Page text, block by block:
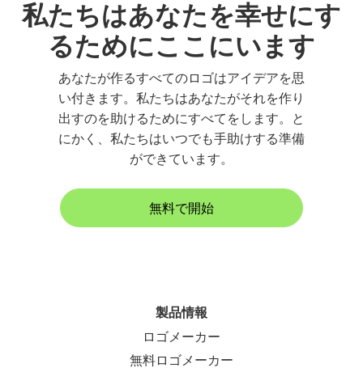
私たちはあなたを幸せにす
るためにここにいます
あなたが作るすべてのロゴはアイデアを思
い付きます。私たちはあなたがそれを作り
出すのを助けるためにすべてをします。と
にかく、私たちはいつでも手助けする準備
ができています。
無料で開始
製品情報
ロゴメーカー
無料ロゴメーカー